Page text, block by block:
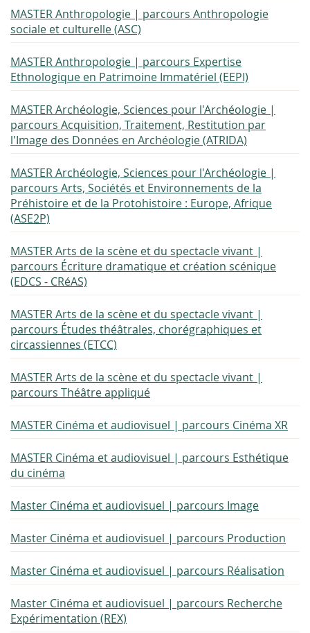
MASTER Anthropologie | parcours Anthropologie
sociale et culturelle (ASC)
MASTER Anthropologie | parcours Expertise
Ethnologique en Patrimoine Immatériel (EEPI)
MASTER Archéologie, Sciences pour l'Archéologie |
parcours Acquisition, Traitement, Restitution par
l'Image des Données en Archéologie (ATRIDA)
MASTER Archéologie, Sciences pour l'Archéologie |
parcours Arts, Sociétés et Environnements de la
Préhistoire et de la Protohistoire : Europe, Afrique
(ASE2P)
MASTER Arts de la scène et du spectacle vivant |
parcours Écriture dramatique et création scénique
(EDCS - CRéAS)
MASTER Arts de la scène et du spectacle vivant |
parcours Études théâtrales, chorégraphiques et
circassiennes (ETCC)
MASTER Arts de la scène et du spectacle vivant |
parcours Théâtre appliqué
MASTER Cinéma et audiovisuel | parcours Cinéma XR
MASTER Cinéma et audiovisuel | parcours Esthétique
du cinéma
Master Cinéma et audiovisuel | parcours Image
Master Cinéma et audiovisuel | parcours Production
Master Cinéma et audiovisuel | parcours Réalisation
Master Cinéma et audiovisuel | parcours Recherche
Expérimentation (REX)